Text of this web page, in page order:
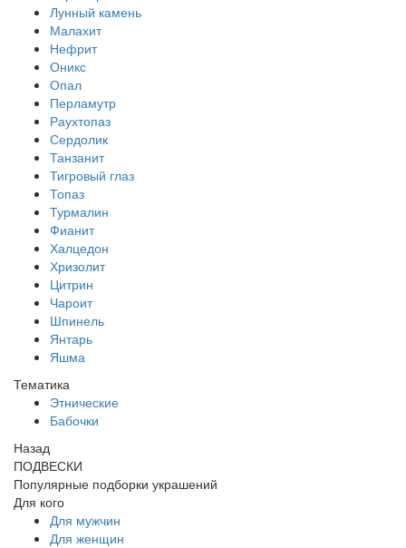
Лунный камень
Малахит
Нефрит
Оникс
Опал
Перламутр
Раухтопаз
Сердолик
Танзанит
Тигровый глаз
Топаз
Турмалин
Фианит
Халцедон
Хризолит
Цитрин
Чароит
Шпинель
Янтарь
Яшма
Тематика
Этнические
Бабочки
Назад
ПОДВЕСКИ
Популярные подборки украшений
Для кого
Для мужчин
Для женщин